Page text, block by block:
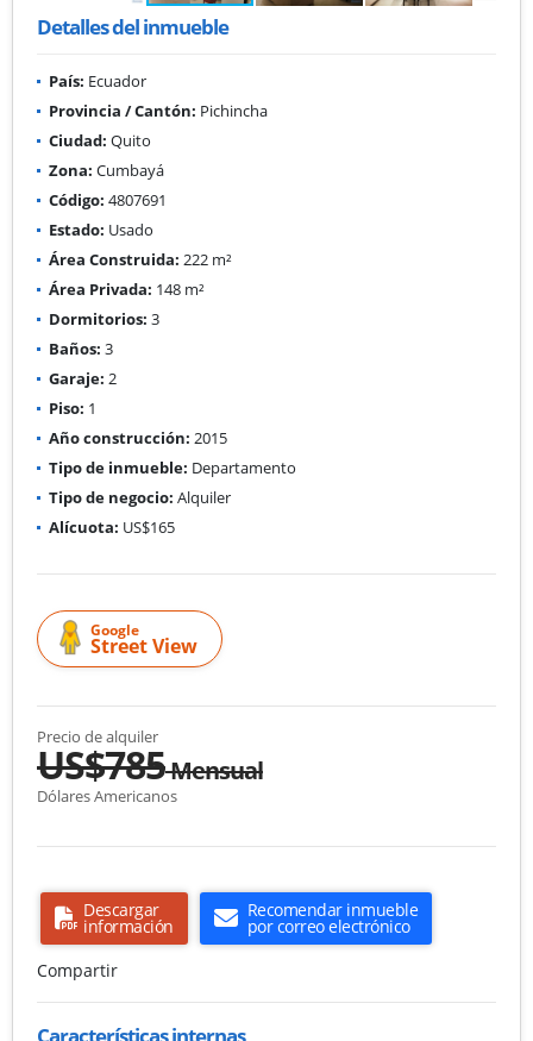
Detalles del inmueble
País: Ecuador
Provincia / Cantón: Pichincha
Ciudad: Quito
Zona: Cumbayá
Código: 4807691
Estado: Usado
Área Construida: 222 m²
Área Privada: 148 m²
Dormitorios: 3
Baños: 3
Garaje: 2
Piso: 1
Año construcción: 2015
Tipo de inmueble: Departamento
Tipo de negocio: Alquiler
Alícuota: US$165
Google
Street View
Precio de alquiler
US$785Mensual
Dólares Americanos
Descargar
información
Recomendar inmueble
por correo electrónico
Compartir
Características internas